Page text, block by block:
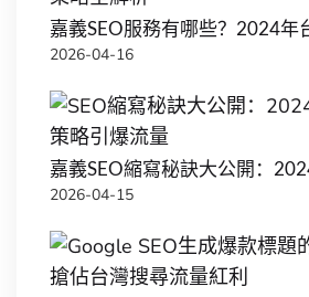
2026-04-16
2026-04-15